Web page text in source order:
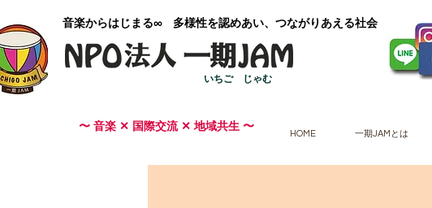
​音楽からはじまる∞ 多様性を認めあい、つながりあえる社会
いちご じゃむ
〜 音楽 ✕ 国際交流 ✕ 地域共生 〜
HOME 一期JAMとは